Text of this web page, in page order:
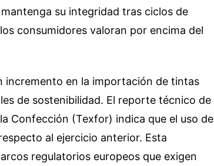
su integridad tras ciclos de
consumidores valoran por encima del
incremento en la importación de tintas
de sostenibilidad. El reporte técnico de
Confección (Texfor) indica que el uso de
al ejercicio anterior. Esta
regulatorios europeos que exigen